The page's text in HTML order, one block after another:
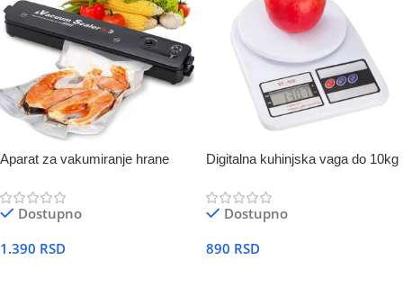
Aparat za vakumiranje hrane
Dostupno
1.390 RSD
Digitalna kuhinjska vaga do 10kg
Dostupno
890 RSD